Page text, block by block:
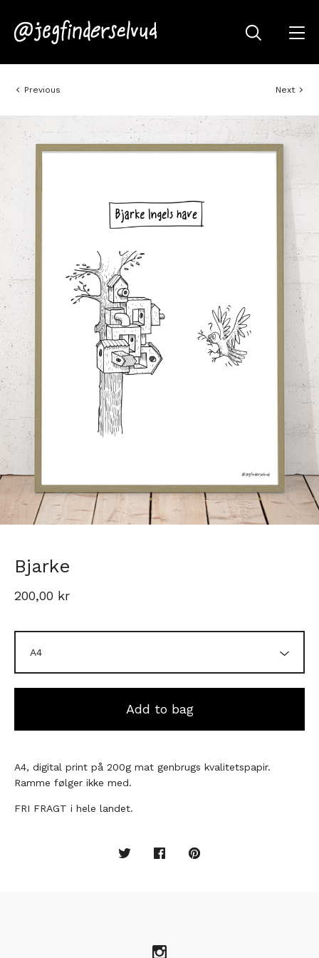
Previous Next
Bjarke
200,00 kr
Add to bag
A4, digital print på 200g mat genbrugs kvalitetspapir.
Ramme følger ikke med.
FRI FRAGT i hele landet.